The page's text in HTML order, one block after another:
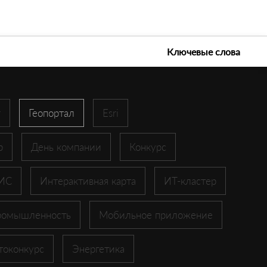
Ключевые слова
Геопортал Esri
День компании Конкурс
Интерактивная карта ИТ-кластер
Мобильное приложение
Энергетика